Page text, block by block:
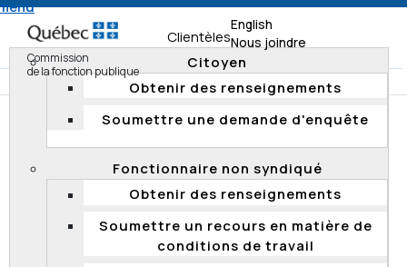
Commission
de la fonction publique
English
Nous joindre
Clientèles
Citoyen
Obtenir des renseignements
Soumettre une demande d'enquête
Fonctionnaire non syndiqué
Obtenir des renseignements
Soumettre un recours en matière de
conditions de travail
Accueil Documentation Décisions Décisions 2023
DÉCISIONS 2023
Rejet d’une ordonnance de sauvegarde